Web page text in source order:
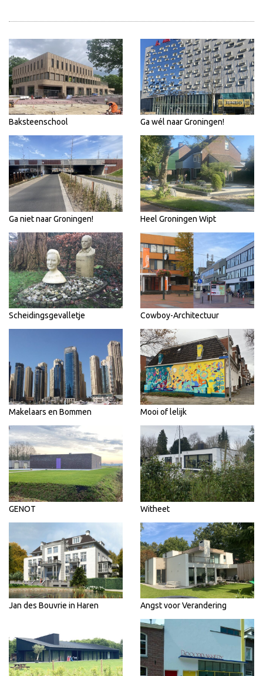
Baksteenschool Ga wél naar Groningen!
Ga niet naar Groningen! Heel Groningen Wipt
Scheidingsgevalletje Cowboy-Architectuur
Makelaars en Bommen Mooi of lelijk
GENOT Witheet
Jan des Bouvrie in Haren Angst voor Verandering